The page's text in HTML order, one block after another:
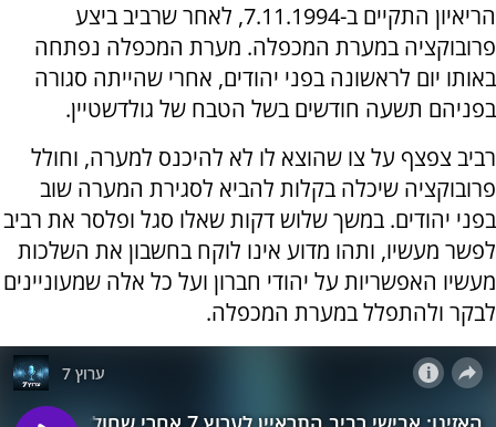
הריאיון התקיים ב-7.11.1994, לאחר שרביב ביצע
פרובוקציה במערת המכפלה. מערת המכפלה נפתחה
באותו יום לראשונה בפני יהודים, אחרי שהייתה סגורה
בפניהם תשעה חודשים בשל הטבח של גולדשטיין.
רביב צפצף על צו שהוצא לו לא להיכנס למערה, וחולל
פרובוקציה שיכלה בקלות להביא לסגירת המערה שוב
בפני יהודים. במשך שלוש דקות שאלו סגל ופלסר את רביב
לפשר מעשיו, ותהו מדוע אינו לוקח בחשבון את השלכות
מעשיו האפשריות על יהודי חברון ועל כל אלה שמעוניינים
לבקר ולהתפלל במערת המכפלה.